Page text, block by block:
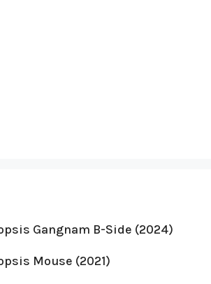
Gangnam B-Side (2024)
Mouse (2021)